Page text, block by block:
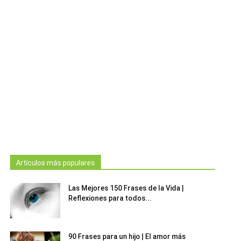
Artículos más populares
Las Mejores 150 Frases de la Vida |
Reflexiones para todos...
90 Frases para un hijo | El amor más